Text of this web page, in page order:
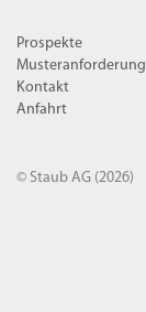
Prospekte
Musteranforderung
Kontakt
Anfahrt
© Staub AG (2026)